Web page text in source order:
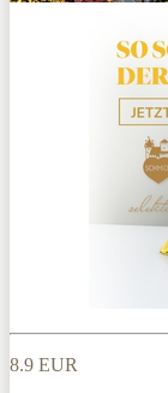
8.9 EUR